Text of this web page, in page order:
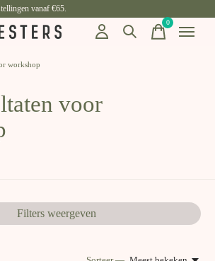
vanaf €65.
0items
workshop
voor
Filters weergeven